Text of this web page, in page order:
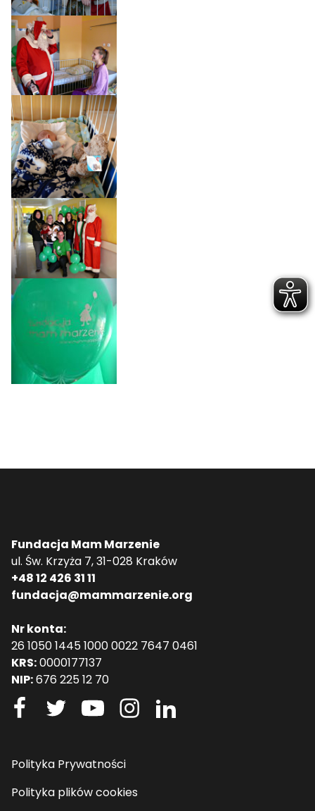
Fundacja Mam Marzenie
ul. Św. Krzyża 7, 31-028 Kraków
+48 12 426 31 11
fundacja@mammarzenie.org
Nr konta:
26 1050 1445 1000 0022 7647 0461
KRS:0000177137
NIP:676 225 12 70
Polityka Prywatności
Polityka plików cookies